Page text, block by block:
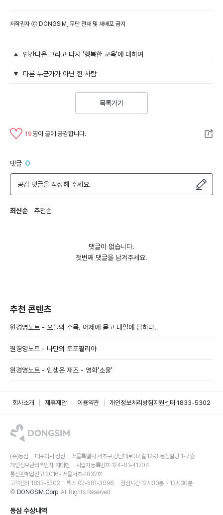
저작권자 ⓒ DONGSIM, 무단 전재 및 재배포 금지
인간다운 그리고 다시 '행복한 교육'에 대하여
다른 누군가가 아닌 한 사람
목록가기
19 명이 글에 공감합니다.
댓글 0
공감 댓글을 작성해 주세요.
최신순 추천순
댓글이 없습니다.
첫번째 댓글을 남겨주세요.
추천 콘텐츠
원경영노트 - 오늘의 수묵. 어제에 묻고 내일에 답하다.
원경영노트 - 나만의 토포필리아
원경영노트 - 인생은 재즈 - 영화'소울'
회사소개 제휴제안 이용약관 개인정보처리방침지원센터 1833-5302
(주)동심 대표이사 정신
서울특별시 서초구 강남대로 37길 12-3 동심빌딩 1~7층
개인정보관리책임자 지대현
사업자등록번호 124-81-41704
통신판매업신고 2016- 서울서초-1832호
고객센터 1833-5302
팩스 02-581-3096
점심시간 12시30분 ~ 13시30분
© DONGSIM Corp. All Rights Reserved.
동심 수상내역